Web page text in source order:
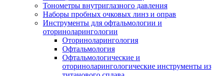
Тонометры внутриглазного давления
Наборы пробных очковых линз и оправ
Инструменты для офтальмологии и
оториноларингологии
Оториноларингология
Офтальмология
Офтальмологические и
оториноларингологические инструменты из